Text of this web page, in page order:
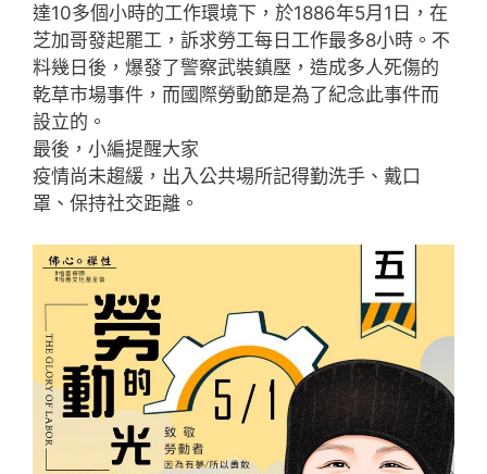
b
o
o
k
達10多個小時的工作環境下，於1886年5月1日，在
芝加哥發起罷工，訴求勞工每日工作最多8小時。不
料幾日後，爆發了警察武裝鎮壓，造成多人死傷的
乾草市場事件，而國際勞動節是為了紀念此事件而
設立的。
最後，小編提醒大家
疫情尚未趨緩，出入公共場所記得勤洗手、戴口
罩、保持社交距離。